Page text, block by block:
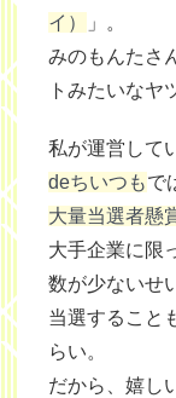
イ）
」。
みのもんたさ
トみたいなヤ
私が運営して
deちいつもで
大量当選者懸
大手企業に限
数が少ないせ
当選すること
らい。
だから、嬉し